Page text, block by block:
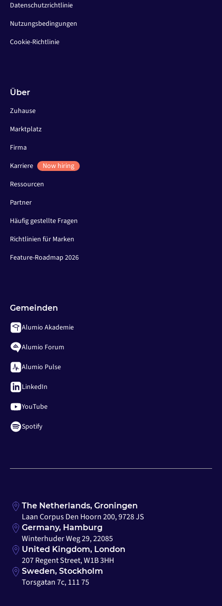
Datenschutzrichtlinie
Nutzungsbedingungen
Cookie-Richtlinie
Über
Zuhause
Marktplatz
Firma
Karriere
Now hiring
Ressourcen
Partner
Häufig gestellte Fragen
Richtlinien für Marken
Feature-Roadmap 2026
Gemeinden
Alumio Akademie
Alumio Forum
Alumio Pulse
LinkedIn
YouTube
Spotify
The Netherlands, Groningen
Laan Corpus Den Hoorn 200, 9728 JS
Germany, Hamburg
Winterhuder Weg 29, 22085
United Kingdom, London
207 Regent Street, W1B 3HH
Sweden, Stockholm
Torsgatan 7c, 111 75